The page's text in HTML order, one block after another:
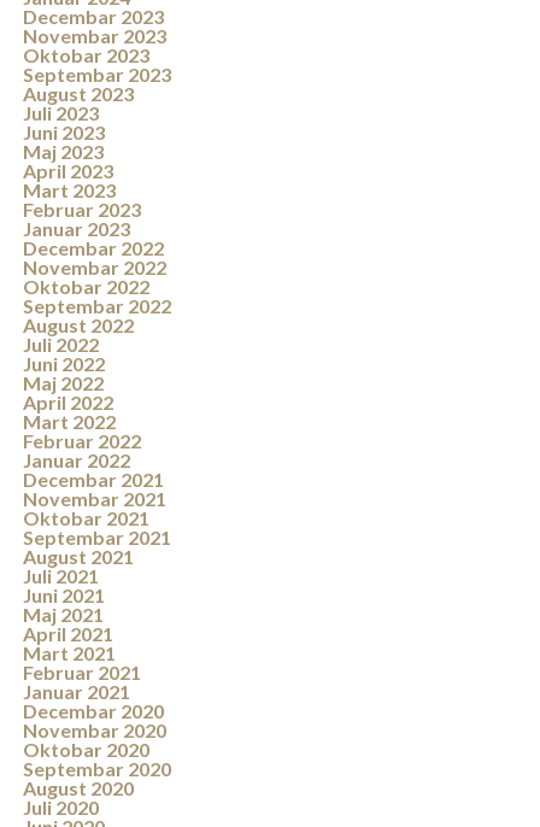
Decembar 2023
Novembar 2023
Oktobar 2023
Septembar 2023
August 2023
Juli 2023
Juni 2023
Maj 2023
April 2023
Mart 2023
Februar 2023
Januar 2023
Decembar 2022
Novembar 2022
Oktobar 2022
Septembar 2022
August 2022
Juli 2022
Juni 2022
Maj 2022
April 2022
Mart 2022
Februar 2022
Januar 2022
Decembar 2021
Novembar 2021
Oktobar 2021
Septembar 2021
August 2021
Juli 2021
Juni 2021
Maj 2021
April 2021
Mart 2021
Februar 2021
Januar 2021
Decembar 2020
Novembar 2020
Oktobar 2020
Septembar 2020
August 2020
Juli 2020